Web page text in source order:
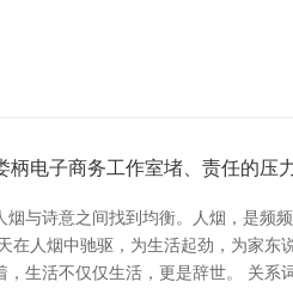
电子商务工作室堵、责任的压
与诗意之间找到均衡。人烟，是频
在人烟中驰驱，为生活起劲，为家
生活不仅仅生活，更是辞世。 关